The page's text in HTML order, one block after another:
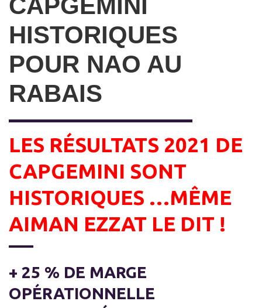
HISTORIQUES
POUR NAO AU
RABAIS
LES RÉSULTATS 2021 DE
CAPGEMINI SONT
HISTORIQUES …MÊME
AIMAN EZZAT LE DIT !
+ 25 % DE MARGE
OPÉRATIONNELLE